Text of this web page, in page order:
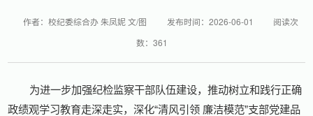
作者：校纪委综合办 朱凤妮 文/图 发布时间：2026-06-01
阅读次
数：361
为进一步加强纪检监察干部队伍建设，推动树立和践行正确
政绩观学习教育走深走实，深化“清风引领 廉洁模范”支部党建品